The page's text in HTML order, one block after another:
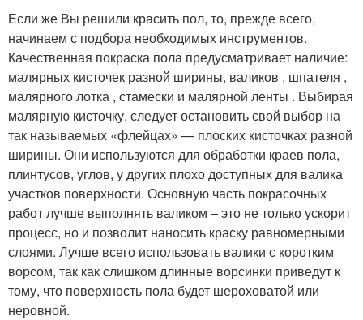
Если же Вы решили красить пол, то, прежде всего,
начинаем с подбора необходимых инструментов.
Качественная покраска пола предусматривает наличие:
малярных кисточек разной ширины, валиков , шпателя ,
малярного лотка , стамески и малярной ленты . Выбирая
малярную кисточку, следует остановить свой выбор на
так называемых «флейцах» — плоских кисточках разной
ширины. Они используются для обработки краев пола,
плинтусов, углов, у других плохо доступных для валика
участков поверхности. Основную часть покрасочных
работ лучше выполнять валиком – это не только ускорит
процесс, но и позволит наносить краску равномерными
слоями. Лучше всего использовать валики с коротким
ворсом, так как слишком длинные ворсинки приведут к
тому, что поверхность пола будет шероховатой или
неровной.